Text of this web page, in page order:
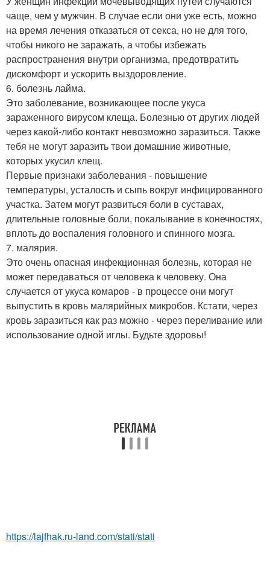
чаще, чем у мужчин. В случае если они уже есть, можно
на время лечения отказаться от секса, но не для того,
чтобы никого не заражать, а чтобы избежать
распространения внутри организма, предотвратить
дискомфорт и ускорить выздоровление.
6. болезнь лайма.
Это заболевание, возникающее после укуса
зараженного вирусом клеща. Болезнью от других людей
через какой-либо контакт невозможно заразиться. Также
тебя не могут заразить твои домашние животные,
которых укусил клещ.
Первые признаки заболевания - повышение
температуры, усталость и сыпь вокруг инфицированного
участка. Затем могут развиться боли в суставах,
длительные головные боли, покалывание в конечностях,
вплоть до воспаления головного и спинного мозга.
7. малярия.
Это очень опасная инфекционная болезнь, которая не
может передаваться от человека к человеку. Она
случается от укуса комаров - в процессе они могут
выпустить в кровь малярийных микробов. Кстати, через
кровь заразиться как раз можно - через переливание или
использование одной иглы. Будьте здоровы!
https://lajfhak.ru-land.com/stati/stati